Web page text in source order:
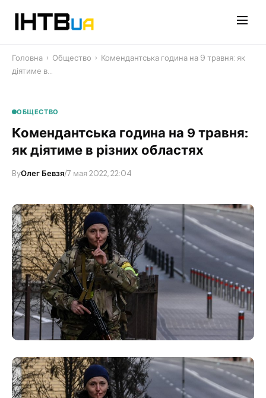
Головна › Общество › Комендантська година на 9 травня: як
діятиме в…
ОБЩЕСТВО
Комендантська година на 9 травня:
як діятиме в різних областях
ByОлег Бевзя/7 мая 2022, 22:04